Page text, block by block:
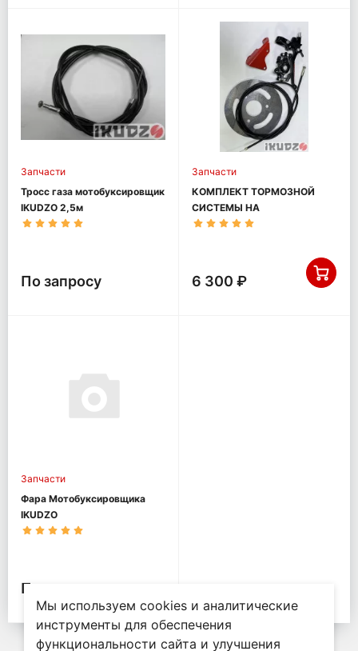
Запчасти
Тросс газа мотобуксировщик
IKUDZO 2,5м
По запросу
Запчасти
КОМПЛЕКТ ТОРМОЗНОЙ
СИСТЕМЫ НА
МОТОБУКСИРОВЩИК
6 300 ₽
Запчасти
Фара Мотобуксировщика
IKUDZO
По запросу
Мы используем cookies и аналитические
инструменты для обеспечения
функциональности сайта и улучшения